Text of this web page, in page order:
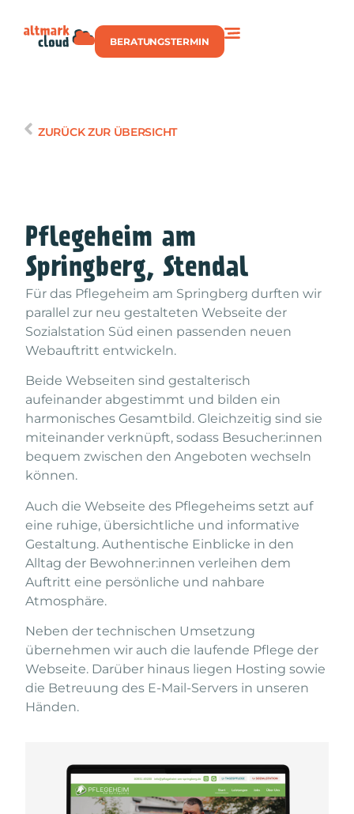
BERATUNGSTERMIN
ZURÜCK ZUR ÜBERSICHT
Pflegeheim am
Springberg, Stendal
Für das Pflegeheim am Springberg durften wir
parallel zur neu gestalteten Webseite der
Sozialstation Süd einen passenden neuen
Webauftritt entwickeln.
Beide Webseiten sind gestalterisch
aufeinander abgestimmt und bilden ein
harmonisches Gesamtbild. Gleichzeitig sind sie
miteinander verknüpft, sodass Besucher:innen
bequem zwischen den Angeboten wechseln
können.
Auch die Webseite des Pflegeheims setzt auf
eine ruhige, übersichtliche und informative
Gestaltung. Authentische Einblicke in den
Alltag der Bewohner:innen verleihen dem
Auftritt eine persönliche und nahbare
Atmosphäre.
Neben der technischen Umsetzung
übernehmen wir auch die laufende Pflege der
Webseite. Darüber hinaus liegen Hosting sowie
die Betreuung des E-Mail-Servers in unseren
Händen.